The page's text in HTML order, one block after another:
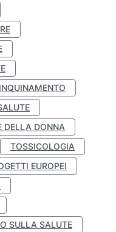
INQUINAMENTO
DELLA DONNA
TOSSICOLOGIA
EUROPEI
SULLA SALUTE